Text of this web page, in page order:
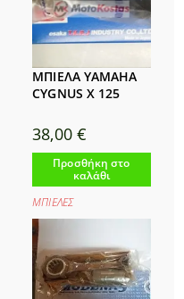
ΜΠΙΕΛΑ YAMAHA
CYGNUS X 125
38,00 €
Προσθήκη στο
καλάθι
ΜΠΙΕΛΕΣ